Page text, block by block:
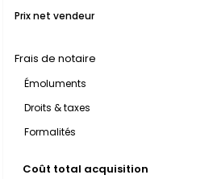
Prix net vendeur
Frais de notaire
Émoluments
Droits & taxes
Formalités
Coût total acquisition